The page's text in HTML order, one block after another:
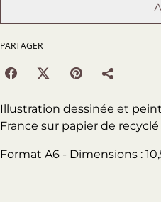
PARTAGER
Illustration dessinée et
France sur papier de
Format A6 - Dimensions :